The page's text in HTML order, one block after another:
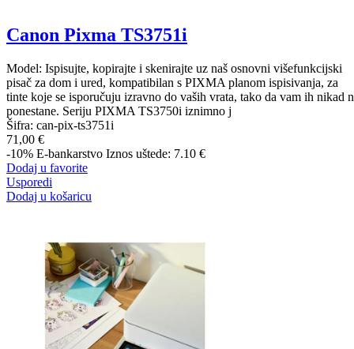
Canon Pixma TS3751i
Model: Ispisujte, kopirajte i skenirajte uz naš osnovni višefunkcijski
pisač za dom i ured, kompatibilan s PIXMA planom ispisivanja, za
tinte koje se isporučuju izravno do vaših vrata, tako da vam ih nikad
ponestane. Seriju PIXMA TS3750i iznimno j
Šifra: can-pix-ts3751i
71,00 €
-10% E-bankarstvo Iznos uštede: 7.10 €
Dodaj u favorite
Usporedi
Dodaj u košaricu